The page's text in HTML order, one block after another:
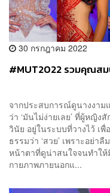
30 กรกฎาคม 2022
#MUT2022 รวมคุณสม
จากประสบการณ์ดูนางงาม
ว่า ‘มันไม่ง่ายเลย’ ที่ผู้หญิง
วินัย อยู่ในระบบที่วางไว้ เ
ธรรมว่า ‘สวย’ เพราะอย่า
หน้าตาที่ดูน่าสนใจจนทำใ
กายภาพภายนอกแ...